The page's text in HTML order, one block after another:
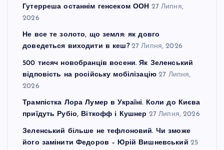
Гутерреша останнім генсеком ООН 27 Липня,
2026
Не все те золото, що земля: як довго
доведеться виходити в кеш? 27 Липня, 2026
500 тисяч новобранців восени. Як Зеленський
відповість на російську мобілізацію 27 Липня,
2026
Трампістка Лора Лумер в Україні. Коли до Києва
приїдуть Рубіо, Віткофф і Кушнер 27 Липня, 2026
Зеленський більше не тефлоновий. Чи зможе
його замінити Федоров – Юрій Вишневський 25